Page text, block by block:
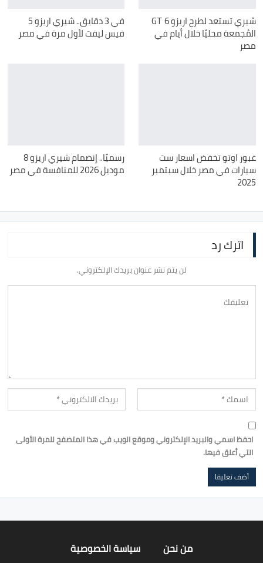
شيري تستعد لطرح اريزو 6 GT
المُجمعة محليًا خلال أيام في
مصر
في 3 دقايق.. شيري اريزو 5
فيس ليفت لأول مرة في مصر
غبور اوتو تخفض اسعار ست
سيارات في مصر خلال سبتمبر
2025
رسميًا.. إنضمام شيري اريزو 8
موديل 2026 للمنافسة في مصر
اترك رد
لن يتم نشر عنوان بريدك الإلكتروني.
احفظ اسمي والبريد الإلكتروني وموقع الويب في هذا المتصفح للمرة الأولى
التي أعلق فيها.
من نحن سياسة الخصوصية